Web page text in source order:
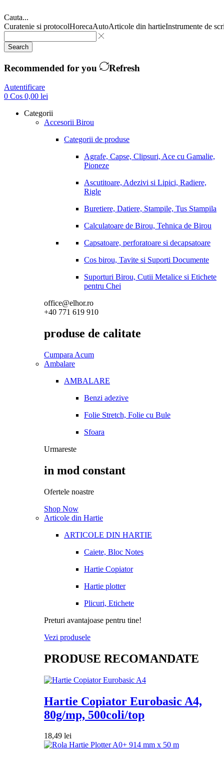
Cauta...
Curatenie si protocolHorecaAutoArticole din hartieInstrumente de
Search
Recommended for you Refresh
Autentificare
0 Cos 0,00 lei
Categorii
Accesorii Birou
Categorii de produse
Agrafe, Capse, Clipsuri, Ace cu Gamalie,
Pioneze
Ascutitoare, Adezivi si Lipici, Radiere,
Rigle
Buretiere, Datiere, Stampile, Tus Stampila
Calculatoare de Birou, Tehnica de Birou
Capsatoare, perforatoare si decapsatoare
Cos birou, Tavite si Suporti Documente
Suporturi Birou, Cutii Metalice si Etichete
pentru Chei
office@elhor.ro
+40 771 619 910
produse de calitate
Cumpara Acum
Ambalare
AMBALARE
Benzi adezive
Folie Stretch, Folie cu Bule
Sfoara
Urmareste
in mod constant
Ofertele noastre
Shop Now
Articole din Hartie
ARTICOLE DIN HARTIE
Caiete, Bloc Notes
Hartie Copiator
Hartie plotter
Plicuri, Etichete
Preturi avantajoase pentru tine!
Vezi produsele
PRODUSE RECOMANDATE
Hartie Copiator Eurobasic A4,
80g/mp, 500coli/top
18,49 lei